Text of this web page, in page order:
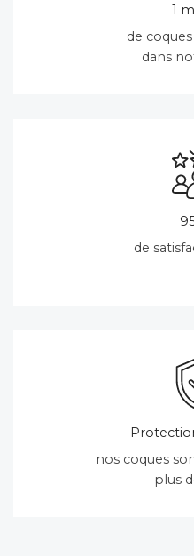
1
de
dans
de
nos coques
plus